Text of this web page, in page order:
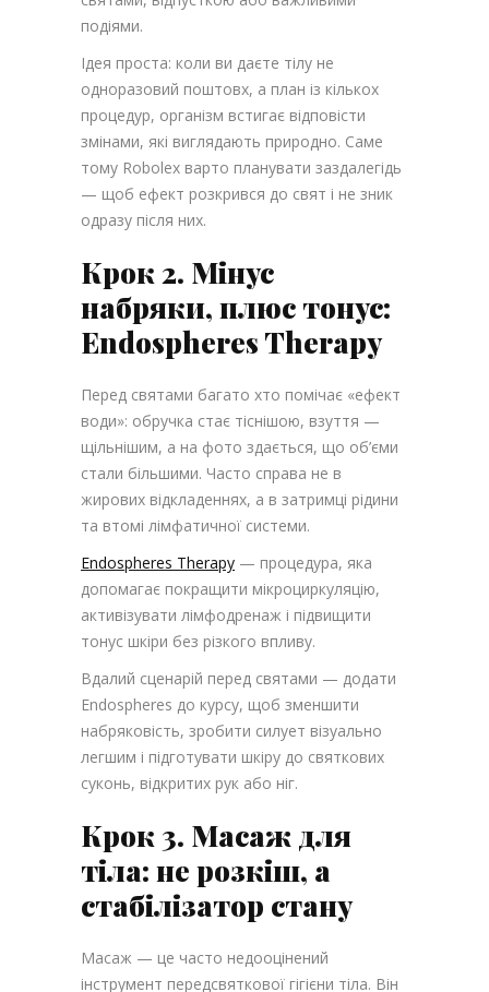
подіями.
Ідея проста: коли ви даєте тілу не
одноразовий поштовх, а план із кількох
процедур, організм встигає відповісти
змінами, які виглядають природно. Саме
тому Robolex варто планувати заздалегідь
— щоб ефект розкрився до свят і не зник
одразу після них.
Крок 2. Мінус
набряки, плюс тонус:
Endospheres Therapy
Перед святами багато хто помічає «ефект
води»: обручка стає тіснішою, взуття —
щільнішим, а на фото здається, що об’єми
стали більшими. Часто справа не в
жирових відкладеннях, а в затримці рідини
та втомі лімфатичної системи.
Endospheres Therapy — процедура, яка
допомагає покращити мікроциркуляцію,
активізувати лімфодренаж і підвищити
тонус шкіри без різкого впливу.
Вдалий сценарій перед святами — додати
Endospheres до курсу, щоб зменшити
набряковість, зробити силует візуально
легшим і підготувати шкіру до святкових
суконь, відкритих рук або ніг.
Крок 3. Масаж для
тіла: не розкіш, а
стабілізатор стану
Масаж — це часто недооцінений
інструмент передсвяткової гігієни тіла. Він